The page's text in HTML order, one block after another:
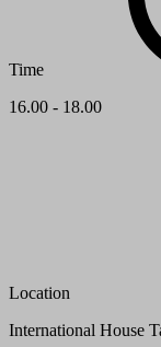
Time
16.00 - 18.00
Location
International House